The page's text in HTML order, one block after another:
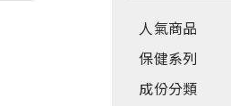
人氣商品
保健系列
成份分類